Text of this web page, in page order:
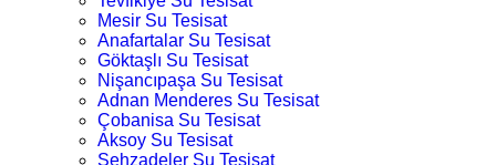
Mesir Su Tesisat
Anafartalar Su Tesisat
Göktaşlı Su Tesisat
Nişancıpaşa Su Tesisat
Adnan Menderes Su Tesisat
Çobanisa Su Tesisat
Aksoy Su Tesisat
Şehzadeler Su Tesisat